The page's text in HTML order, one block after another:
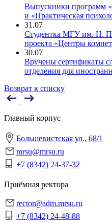
Выпускники программ
и «Практическая
31.07
Студентка МГУ им. Н.
проекта «Центры
30.07
Вручены сертификаты
отделения для
Возврат к списку
Главный корпус
Большевистская ул., 68/1
mrsu@mrsu.ru
+7 (8342) 24-37-32
Приёмная ректора
rector@adm.mrsu.ru
+7 (8342) 24-48-88